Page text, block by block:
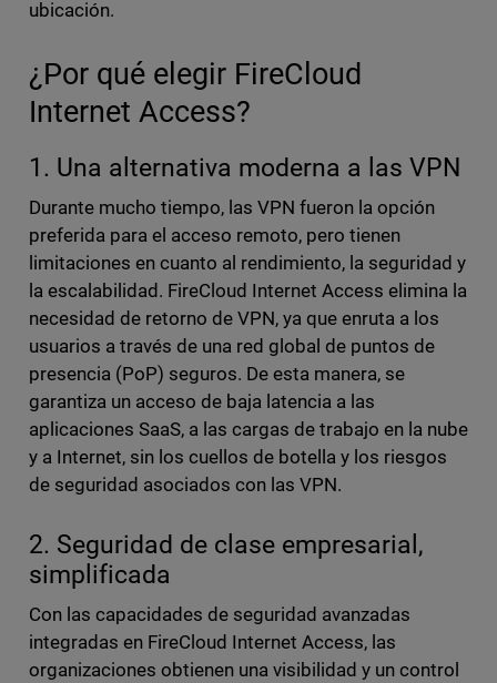
ubicación.
¿Por qué elegir FireCloud
Internet Access?
1. Una alternativa moderna a las VPN
Durante mucho tiempo, las VPN fueron la opción
preferida para el acceso remoto, pero tienen
limitaciones en cuanto al rendimiento, la seguridad y
la escalabilidad. FireCloud Internet Access elimina la
necesidad de retorno de VPN, ya que enruta a los
usuarios a través de una red global de puntos de
presencia (PoP) seguros. De esta manera, se
garantiza un acceso de baja latencia a las
aplicaciones SaaS, a las cargas de trabajo en la nube
y a Internet, sin los cuellos de botella y los riesgos
de seguridad asociados con las VPN.
2. Seguridad de clase empresarial,
simplificada
Con las capacidades de seguridad avanzadas
integradas en FireCloud Internet Access, las
organizaciones obtienen una visibilidad y un control